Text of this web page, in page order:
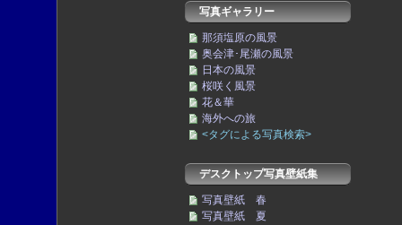
写真ギャラリー
那須塩原の風景
奥会津･尾瀬の風景
日本の風景
桜咲く風景
花＆華
海外への旅
<タグによる写真検索>
デスクトップ写真壁紙集
写真壁紙 春
写真壁紙 夏